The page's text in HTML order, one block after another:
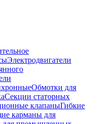
Электродвигатели
Обмотки для
Секции статорных
клапаныГибкие
карманы для